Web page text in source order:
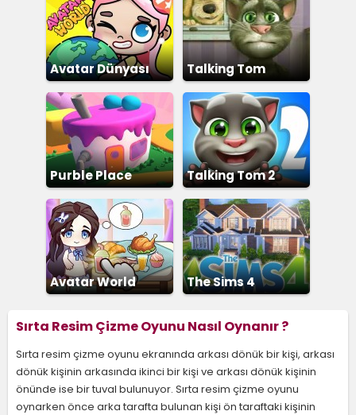
Avatar Dünyası Talking Tom
Purble Place Talking Tom 2
Avatar World The Sims 4
Sırta Resim Çizme Oyunu Nasıl Oynanır ?
Sırta resim çizme oyunu ekranında arkası dönük bir kişi, arkası
dönük kişinin arkasında ikinci bir kişi ve arkası dönük kişinin
önünde ise bir tuval bulunuyor. Sırta resim çizme oyunu
oynarken önce arka tarafta bulunan kişi ön taraftaki kişinin